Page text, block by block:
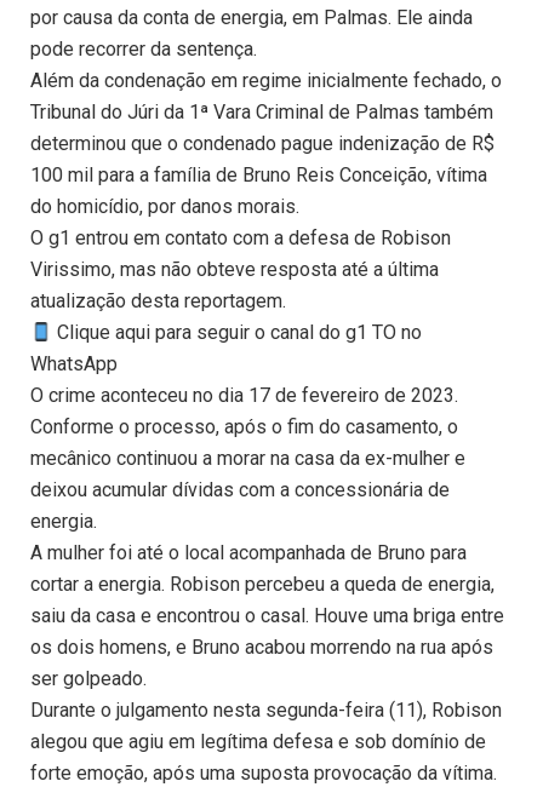
por causa da conta de energia, em Palmas. Ele ainda
pode recorrer da sentença.
Além da condenação em regime inicialmente fechado, o
Tribunal do Júri da 1ª Vara Criminal de Palmas também
determinou que o condenado pague indenização de R$
100 mil para a família de Bruno Reis Conceição, vítima
do homicídio, por danos morais.
O g1 entrou em contato com a defesa de Robison
Virissimo, mas não obteve resposta até a última
atualização desta reportagem.
Clique aqui para seguir o canal do g1 TO no
WhatsApp
O crime aconteceu no dia 17 de fevereiro de 2023.
Conforme o processo, após o fim do casamento, o
mecânico continuou a morar na casa da ex-mulher e
deixou acumular dívidas com a concessionária de
energia.
A mulher foi até o local acompanhada de Bruno para
cortar a energia. Robison percebeu a queda de energia,
saiu da casa e encontrou o casal. Houve uma briga entre
os dois homens, e Bruno acabou morrendo na rua após
ser golpeado.
Durante o julgamento nesta segunda-feira (11), Robison
alegou que agiu em legítima defesa e sob domínio de
forte emoção, após uma suposta provocação da vítima.